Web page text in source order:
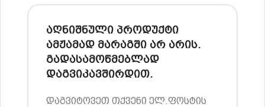
აღნიშნული პროდუქტი
ამჟამად მარაგში არ არის.
გადასამოწმებლად
დაგვიკავშირდით.
დაგვიტოვეთ თქვენი ელ.ფოსტის